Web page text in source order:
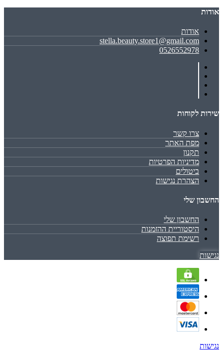
אודות
אודות
stella.beauty.store1@gmail.com
0526552978
שירות לקוחות
צרו קשר
מפת האתר
תקנון
מדיניות הפרטיות
ביטולים
הצהרת נגישות
החשבון שלי
החשבון שלי
היסטוריית ההזמנות
רשימת תפוצה
נגישות
נגישות